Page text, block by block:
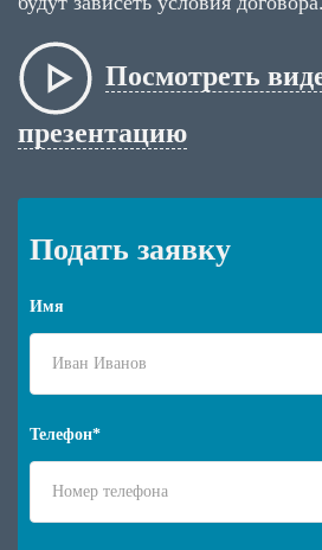
Посмотреть
презентацию
Подать заявку
Имя
Телефон*